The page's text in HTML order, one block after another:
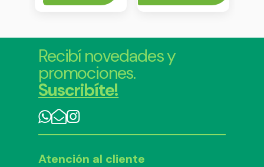
Recibí novedades y
promociones.
Suscribíte!
Atención al cliente